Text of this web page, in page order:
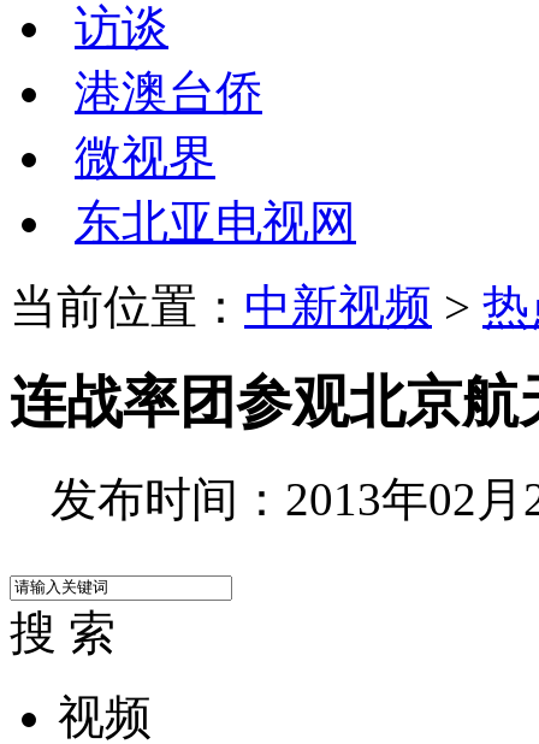
访谈
港澳台侨
微视界
东北亚电视网
当前位置： 中新视频 >
连战率团参观北京
发布时间：2013年02月
搜 索
视频